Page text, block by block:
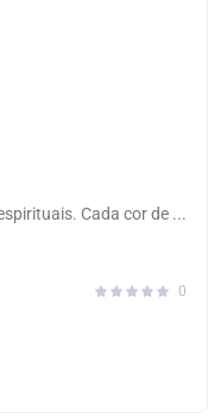
Cada cor de ...
0